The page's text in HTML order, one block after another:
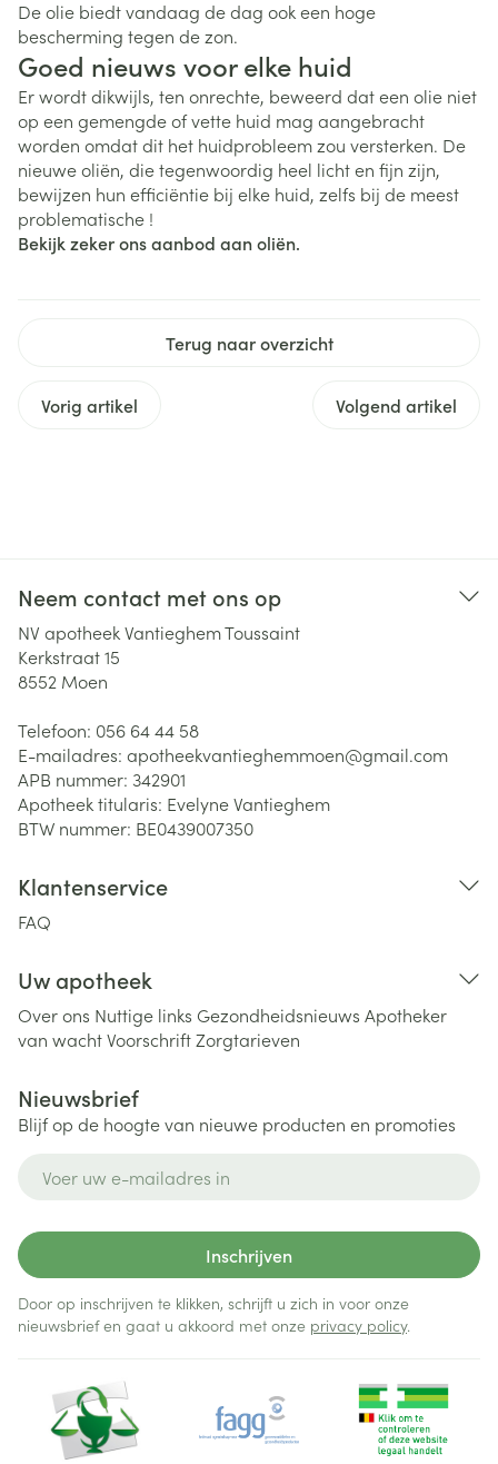
De olie biedt vandaag de dag ook een hoge
bescherming tegen de zon.
Goed nieuws voor elke huid
Er wordt dikwijls, ten onrechte, beweerd dat een olie niet
op een gemengde of vette huid mag aangebracht
worden omdat dit het huidprobleem zou versterken. De
nieuwe oliën, die tegenwoordig heel licht en fijn zijn,
bewijzen hun efficiëntie bij elke huid, zelfs bij de meest
problematische !
Bekijk zeker ons aanbod aan oliën.
Terug naar overzicht
Vorig artikel Volgend artikel
Neem contact met ons op
NV apotheek Vantieghem Toussaint
Kerkstraat 15
8552 Moen
Telefoon: 056 64 44 58
E-mailadres: apotheekvantieghemmoen@gmail.com
APB nummer: 342901
Apotheek titularis: Evelyne Vantieghem
BTW nummer: BE0439007350
Klantenservice
FAQ
Uw apotheek
Over ons Nuttige links Gezondheidsnieuws Apotheker
van wachtVoorschriftZorgtarieven
Nieuwsbrief
Blijf op de hoogte van nieuwe producten en promoties
Inschrijven
Door op inschrijven te klikken, schrijft u zich in voor onze
nieuwsbrief en gaat u akkoord met onze privacy policy.